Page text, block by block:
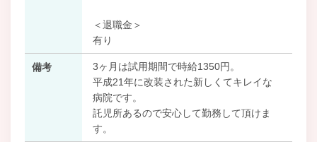
＜退職金＞
有り
備考
3ヶ月は試用期間で時給1350円。
平成21年に改装された新しくてキレイな
病院です。
託児所あるので安心して勤務して頂けま
す。